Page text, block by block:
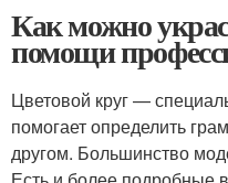
Как можно
помощи
Цветовой круг —
помогает определить
другом. Большинство